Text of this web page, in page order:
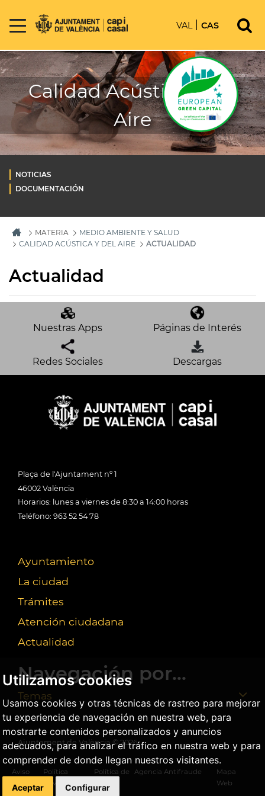
Utilizamos cookies
Usamos cookies y otras técnicas de rastreo para mejorar
tu experiencia de navegación en nuestra web, para
mostrarte contenidos personalizados y anuncios
adecuados, para analizar el tráfico en nuestra web y para
comprender de donde llegan nuestros visitantes.
Aceptar Configurar
VAL CAS
Calidad Acústica y del
Aire
NOTICIAS
DOCUMENTACIÓN
MATERIA
MEDIO AMBIENTE Y SALUD
CALIDAD ACÚSTICA Y DEL AIRE
ACTUALIDAD
Actualidad
Nuestras Apps Páginas de Interés
Redes Sociales Descargas
Plaça de l'Ajuntament nº 1
46002 València
Horarios: lunes a viernes de 8:30 a 14:00 horas
Teléfono: 963 52 54 78
Ayuntamiento
La ciudad
Trámites
Atención ciudadana
Actualidad
Navegación por...
Temas
Ajuntament de València ©2026
Aviso
legal
Política
privacidad
Política de
Agencia Antifraude
Mapa
Web